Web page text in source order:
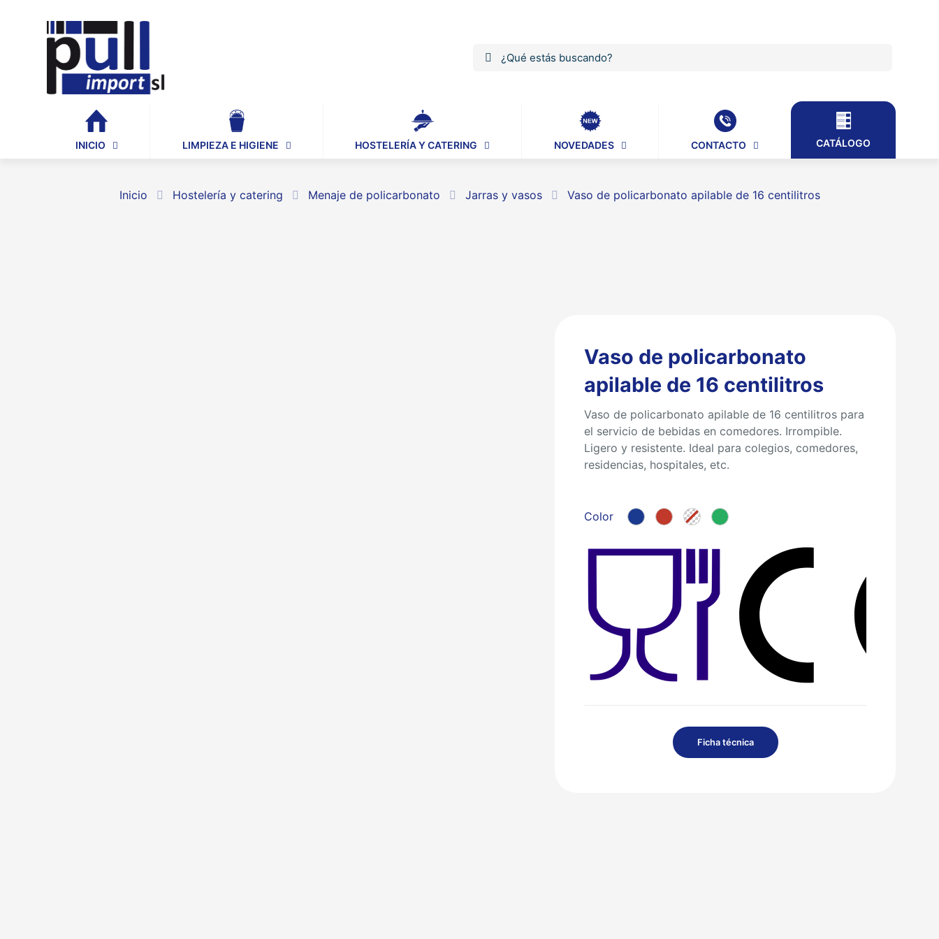
INICIO LIMPIEZA E HIGIENE HOSTELERÍA Y CATERING NOVEDADES CONTACTO CATÁLOGO
Inicio Hostelería y catering Menaje de policarbonato Jarras y vasos Vaso de policarbonato apilable de 16 centilitros
Vaso de policarbonato
apilable de 16 centilitros
Vaso de policarbonato apilable de 16 centilitros para
el servicio de bebidas en comedores. Irrompible.
Ligero y resistente. Ideal para colegios, comedores,
residencias, hospitales, etc.
Color
Ficha técnica